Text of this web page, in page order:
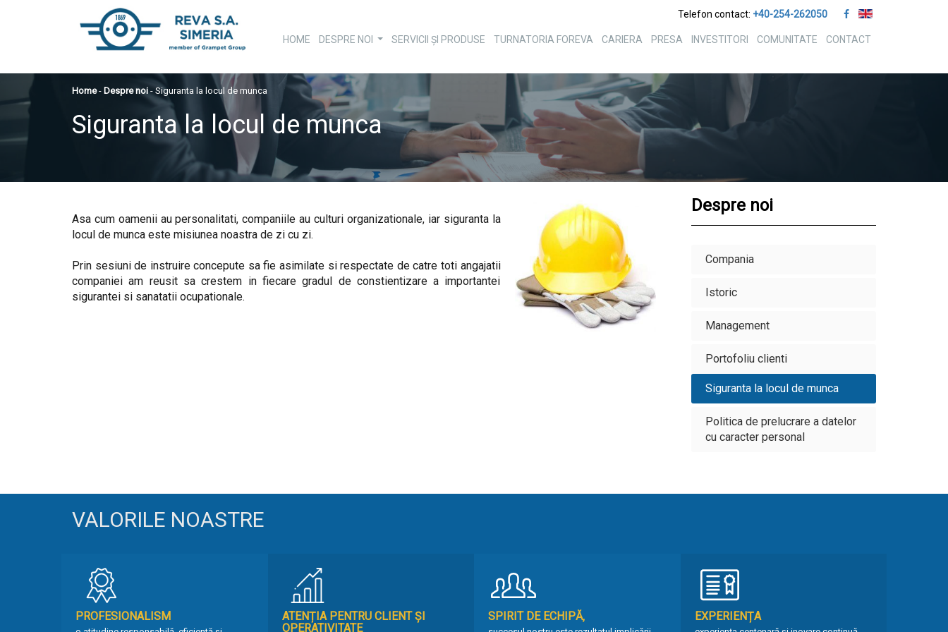
Telefon contact: +40-254-262050
HOME DESPRE NOI SERVICII ȘI PRODUSE TURNATORIA FOREVA CARIERA PRESA INVESTITORI COMUNITATE CONTACT
Home- Despre noi - Siguranta la locul de munca
Siguranta la locul de munca
Asa cum oamenii au personalitati, companiile au culturi organizationale, iar siguranta la
locul de munca este misiunea noastra de zi cu zi.
Prin sesiuni de instruire concepute sa fie asimilate si respectate de catre toti angajatii
companiei am reusit sa crestem in fiecare gradul de constientizare a importantei
sigurantei si sanatatii ocupationale.
Despre noi
Compania
Istoric
Management
Portofoliu clienti
Siguranta la locul de munca
Politica de prelucrare a datelor
cu caracter personal
VALORILE NOASTRE
PROFESIONALISM
ATENȚIA PENTRU CLIENT ȘI
OPERATIVITATE
SPIRIT DE ECHIPĂ‚ EXPERIENȚA